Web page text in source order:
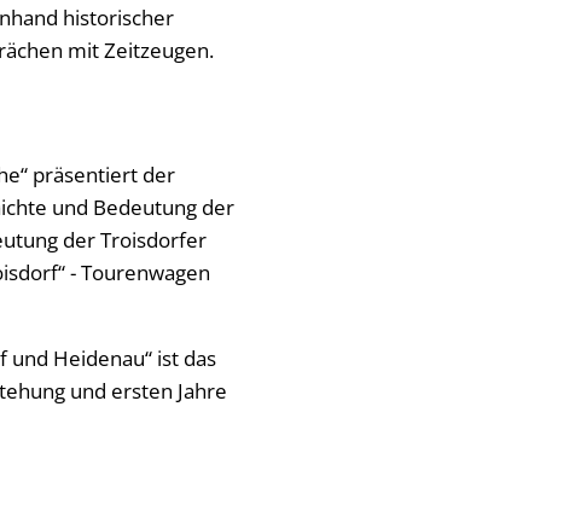
historischer
mit Zeitzeugen.
präsentiert der
und Bedeutung der
der Troisdorfer
- Tourenwagen
Heidenau“ ist das
und ersten Jahre